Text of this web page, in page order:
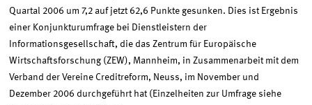
Quartal 2006 um 7,2 auf jetzt 62,6 Punkte gesunken. Dies ist Ergebnis
einer Konjunkturumfrage bei Dienstleistern der
Informationsgesellschaft, die das Zentrum für Europäische
Wirtschaftsforschung (ZEW), Mannheim, in Zusammenarbeit mit dem
Verband der Vereine Creditreform, Neuss, im November und
Dezember 2006 durchgeführt hat (Einzelheiten zur Umfrage siehe